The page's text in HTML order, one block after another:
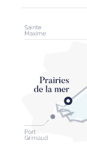
Reclutamento
Il rinnovamento
Condizioni generali
Assicurazione
Conditions